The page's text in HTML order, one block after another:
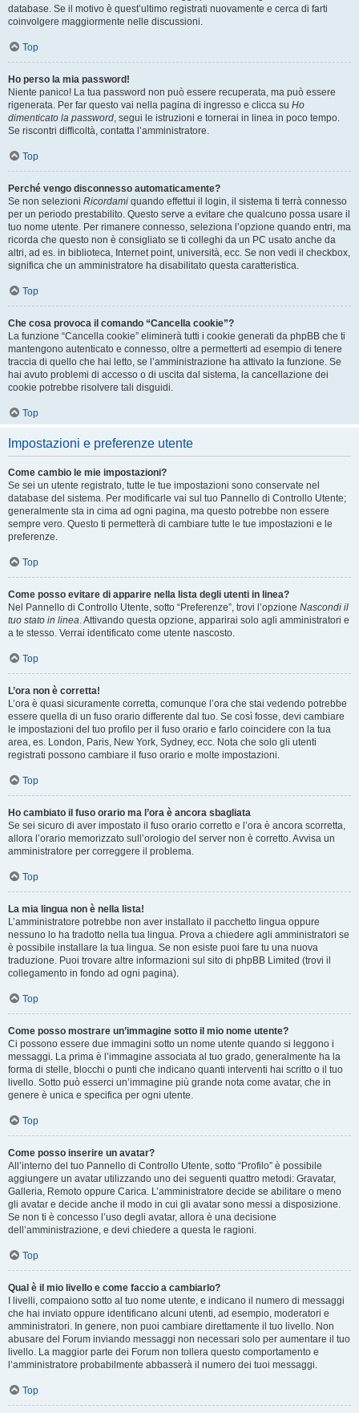
database. Se il motivo è quest’ultimo registrati nuovamente e cerca di farti
coinvolgere maggiormente nelle discussioni.
Top
Ho perso la mia password!
Niente panico! La tua password non può essere recuperata, ma può essere
rigenerata. Per far questo vai nella pagina di ingresso e clicca su Ho
dimenticato la password, segui le istruzioni e tornerai in linea in poco tempo.
Se riscontri difficoltà, contatta l’amministratore.
Top
Perché vengo disconnesso automaticamente?
Se non selezioni Ricordami quando effettui il login, il sistema ti terrà connesso
per un periodo prestabilito. Questo serve a evitare che qualcuno possa usare il
tuo nome utente. Per rimanere connesso, seleziona l’opzione quando entri, ma
ricorda che questo non è consigliato se ti colleghi da un PC usato anche da
altri, ad es. in biblioteca, Internet point, università, ecc. Se non vedi il checkbox,
significa che un amministratore ha disabilitato questa caratteristica.
Top
Che cosa provoca il comando “Cancella cookie”?
La funzione “Cancella cookie” eliminerà tutti i cookie generati da phpBB che ti
mantengono autenticato e connesso, oltre a permetterti ad esempio di tenere
traccia di quello che hai letto, se l’amministrazione ha attivato la funzione. Se
hai avuto problemi di accesso o di uscita dal sistema, la cancellazione dei
cookie potrebbe risolvere tali disguidi.
Top
Impostazioni e preferenze utente
Come cambio le mie impostazioni?
Se sei un utente registrato, tutte le tue impostazioni sono conservate nel
database del sistema. Per modificarle vai sul tuo Pannello di Controllo Utente;
generalmente sta in cima ad ogni pagina, ma questo potrebbe non essere
sempre vero. Questo ti permetterà di cambiare tutte le tue impostazioni e le
preferenze.
Top
Come posso evitare di apparire nella lista degli utenti in linea?
Nel Pannello di Controllo Utente, sotto “Preferenze”, trovi l’opzione Nascondi il
tuo stato in linea. Attivando questa opzione, apparirai solo agli amministratori e
a te stesso. Verrai identificato come utente nascosto.
Top
L’ora non è corretta!
L’ora è quasi sicuramente corretta, comunque l’ora che stai vedendo potrebbe
essere quella di un fuso orario differente dal tuo. Se così fosse, devi cambiare
le impostazioni del tuo profilo per il fuso orario e farlo coincidere con la tua
area, es. London, Paris, New York, Sydney, ecc. Nota che solo gli utenti
registrati possono cambiare il fuso orario e molte impostazioni.
Top
Ho cambiato il fuso orario ma l’ora è ancora sbagliata
Se sei sicuro di aver impostato il fuso orario corretto e l’ora è ancora scorretta,
allora l’orario memorizzato sull’orologio del server non è corretto. Avvisa un
amministratore per correggere il problema.
Top
La mia lingua non è nella lista!
L’amministratore potrebbe non aver installato il pacchetto lingua oppure
nessuno lo ha tradotto nella tua lingua. Prova a chiedere agli amministratori se
è possibile installare la tua lingua. Se non esiste puoi fare tu una nuova
traduzione. Puoi trovare altre informazioni sul sito di phpBB Limited (trovi il
collegamento in fondo ad ogni pagina).
Top
Come posso mostrare un’immagine sotto il mio nome utente?
Ci possono essere due immagini sotto un nome utente quando si leggono i
messaggi. La prima è l’immagine associata al tuo grado, generalmente ha la
forma di stelle, blocchi o punti che indicano quanti interventi hai scritto o il tuo
livello. Sotto può esserci un’immagine più grande nota come avatar, che in
genere è unica e specifica per ogni utente.
Top
Come posso inserire un avatar?
All’interno del tuo Pannello di Controllo Utente, sotto “Profilo” è possibile
aggiungere un avatar utilizzando uno dei seguenti quattro metodi: Gravatar,
Galleria, Remoto oppure Carica. L’amministratore decide se abilitare o meno
gli avatar e decide anche il modo in cui gli avatar sono messi a disposizione.
Se non ti è concesso l’uso degli avatar, allora è una decisione
dell’amministrazione, e devi chiedere a questa le ragioni.
Top
Qual è il mio livello e come faccio a cambiarlo?
I livelli, compaiono sotto al tuo nome utente, e indicano il numero di messaggi
che hai inviato oppure identificano alcuni utenti, ad esempio, moderatori e
amministratori. In genere, non puoi cambiare direttamente il tuo livello. Non
abusare del Forum inviando messaggi non necessari solo per aumentare il tuo
livello. La maggior parte dei Forum non tollera questo comportamento e
l’amministratore probabilmente abbasserà il numero dei tuoi messaggi.
Top